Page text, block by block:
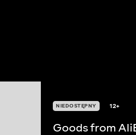
NIEDOSTĘPNY 12+
Goods from